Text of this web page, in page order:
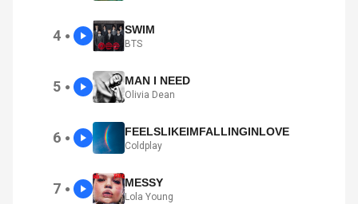
4 ● SWIM
BTS
5 ● MAN I NEED
Olivia Dean
6 ● FEELSLIKEIMFALLINGINLOVE
Coldplay
7 ● MESSY
Lola Young